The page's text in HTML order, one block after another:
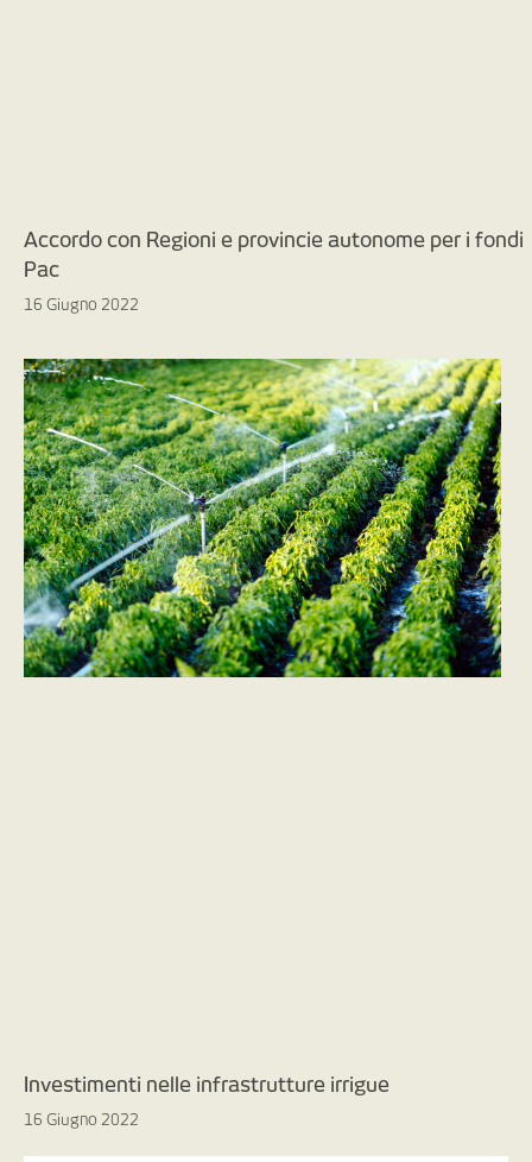
Accordo con Regioni e provincie autonome per i fondi
Pac
16 Giugno 2022
Investimenti nelle infrastrutture irrigue
16 Giugno 2022